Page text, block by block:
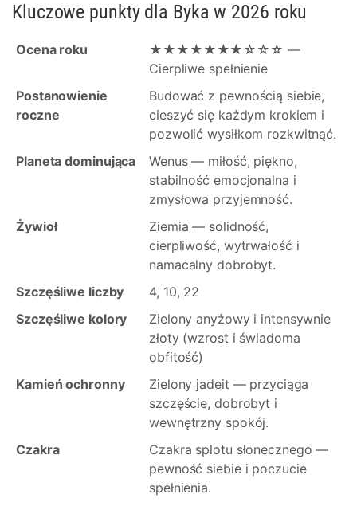
Kluczowe punkty dla Byka w 2026 roku
Ocena roku
★★★★★★★☆☆☆ —
Cierpliwe spełnienie
Postanowienie
roczne
Budować z pewnością siebie,
cieszyć się każdym krokiem i
pozwolić wysiłkom rozkwitnąć.
Planeta dominująca
Wenus — miłość, piękno,
stabilność emocjonalna i
zmysłowa przyjemność.
Żywioł
Ziemia — solidność,
cierpliwość, wytrwałość i
namacalny dobrobyt.
Szczęśliwe liczby
4, 10, 22
Szczęśliwe kolory
Zielony anyżowy i intensywnie
złoty (wzrost i świadoma
obfitość)
Kamień ochronny
Zielony jadeit — przyciąga
szczęście, dobrobyt i
wewnętrzny spokój.
Czakra
Czakra splotu słonecznego —
pewność siebie i poczucie
spełnienia.